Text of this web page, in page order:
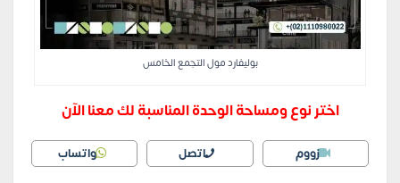
بوليفارد مول التجمع الخامس
اختر نوع ومساحة الوحدة المناسبة لك معنا الآن
زووم اتصل واتساب